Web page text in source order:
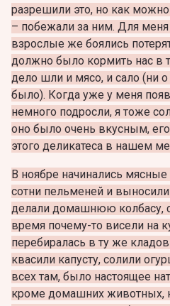
разрешили это, но как
– побежали за ним. Для
взрослые же боялись
должно было кормить нас в
дело шли и мясо, и сало (ни
было). Когда уже у меня
немного подросли, я тоже
оно было очень вкусным,
этого деликатеса в нашем
В ноябре начинались
сотни пельменей и
делали домашнюю колбасу,
время почему-то висели на
перебиралась в ту же
квасили капусту, солили
всех там, было настоящее
кроме домашних животных,